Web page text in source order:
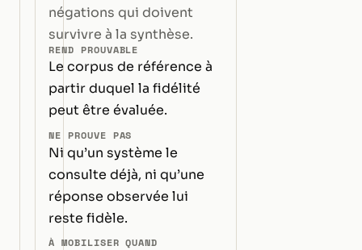
négations qui doivent
survivre à la synthèse.
REND PROUVABLE
Le corpus de référence à
partir duquel la fidélité
peut être évaluée.
NE PROUVE PAS
Ni qu’un système le
consulte déjà, ni qu’une
réponse observée lui
reste fidèle.
À MOBILISER QUAND